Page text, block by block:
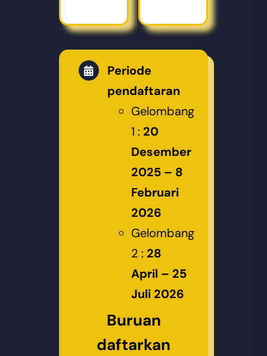
Periode
pendaftaran
Gelombang
1 : 20
Desember
2025 – 8
Februari
2026
Gelombang
2 : 28
April – 25
Juli 2026
Buruan
daftarkan